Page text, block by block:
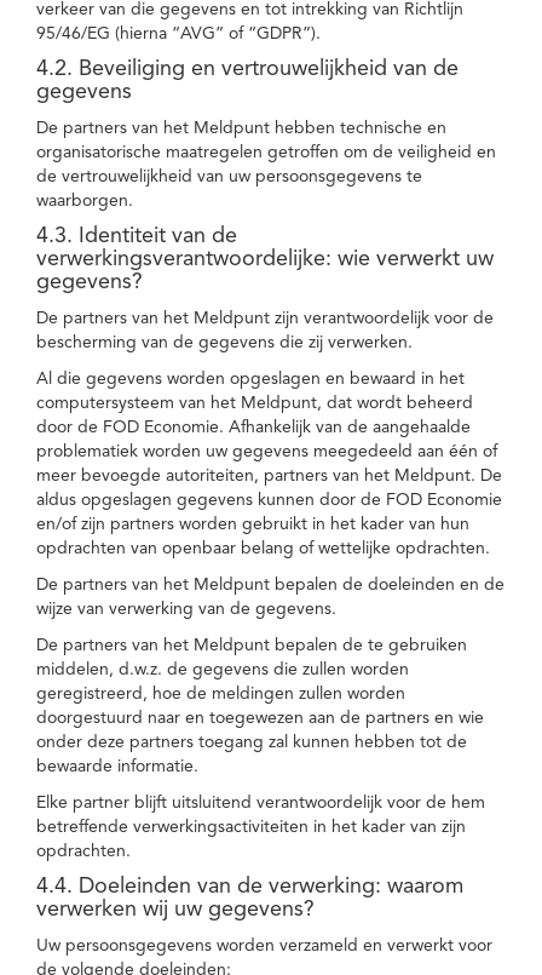
verkeer van die gegevens en tot intrekking van Richtlijn
95/46/EG (hierna “AVG” of “GDPR”).
4.2. Beveiliging en vertrouwelijkheid van de
gegevens
De partners van het Meldpunt hebben technische en
organisatorische maatregelen getroffen om de veiligheid en
de vertrouwelijkheid van uw persoonsgegevens te
waarborgen.
4.3. Identiteit van de
verwerkingsverantwoordelijke: wie verwerkt uw
gegevens?
De partners van het Meldpunt zijn verantwoordelijk voor de
bescherming van de gegevens die zij verwerken.
Al die gegevens worden opgeslagen en bewaard in het
computersysteem van het Meldpunt, dat wordt beheerd
door de FOD Economie. Afhankelijk van de aangehaalde
problematiek worden uw gegevens meegedeeld aan één of
meer bevoegde autoriteiten, partners van het Meldpunt. De
aldus opgeslagen gegevens kunnen door de FOD Economie
en/of zijn partners worden gebruikt in het kader van hun
opdrachten van openbaar belang of wettelijke opdrachten.
De partners van het Meldpunt bepalen de doeleinden en de
wijze van verwerking van de gegevens.
De partners van het Meldpunt bepalen de te gebruiken
middelen, d.w.z. de gegevens die zullen worden
geregistreerd, hoe de meldingen zullen worden
doorgestuurd naar en toegewezen aan de partners en wie
onder deze partners toegang zal kunnen hebben tot de
bewaarde informatie.
Elke partner blijft uitsluitend verantwoordelijk voor de hem
betreffende verwerkingsactiviteiten in het kader van zijn
opdrachten.
4.4. Doeleinden van de verwerking: waarom
verwerken wij uw gegevens?
Uw persoonsgegevens worden verzameld en verwerkt voor
de volgende doeleinden: